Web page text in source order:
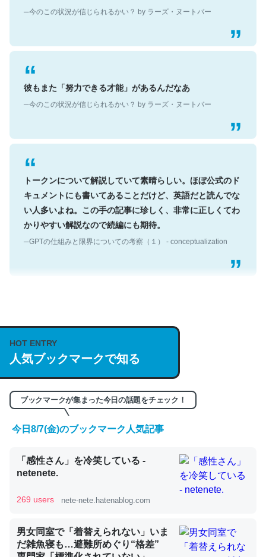
彼もまた「努力できる才能」があるんだなあ
トークンについて解説していて素晴らしい。ほぼ公式のド
キュメントにも書いてあることだけど、英語だと読んでな
い人多いよね。この手の記事に珍しく、非常に正しくてわ
かりやすい解説なので続編にも期待。
説してる記事が少ないので貴重な良記事。/続編来た
https://isobe324649.hatenablog.com/entry/2023/03/27
/064121
─GPTの仕組みと限界についての考察（１） - conceptualization
くらい。小説でいう「ずっと前の伏線」は回収されないけ
ど、短期記憶というには多い分量。進化すればするほど分
HOT ENTRY
人気ブックマークで知る
ブックマークが集まった今日の話題をチェック！
今日8/7(金)のブックマーク人気記事
「感性さん」を冷笑している -
netenete.
269 users nete-nete.hatenablog.com
男女同室で「着替えられない」いま
だ雑魚寝も…避難所めぐり“格差”